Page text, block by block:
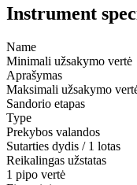
Instrument
Name
Minimali užsakymo vertė
Aprašymas
Maksimali užsakymo
Sandorio etapas
Type
Prekybos valandos
Sutarties dydis / 1 lotas
Reikalingas užstatas
1 pipo vertė